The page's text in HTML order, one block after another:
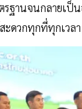
ฐานจนกลายเป็น
ะดวกทุกที่ทุกเวล